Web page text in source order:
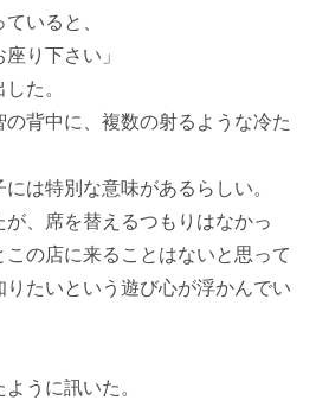
いると、
り下さい」
た。
背中に、複数の射るような冷た
は特別な意味があるらしい。
、席を替えるつもりはなかっ
の店に来ることはないと思って
たいという遊び心が浮かんでい
うに訊いた。